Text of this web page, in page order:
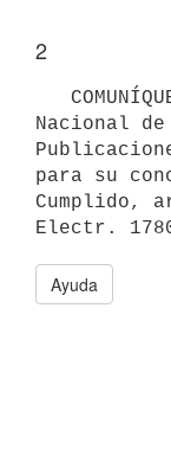
2
Nacional
para su
Cumplido,
Ayuda